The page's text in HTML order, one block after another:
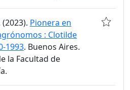
Pionera en
: Clotilde
1993. Buenos Aires.
la Facultad de